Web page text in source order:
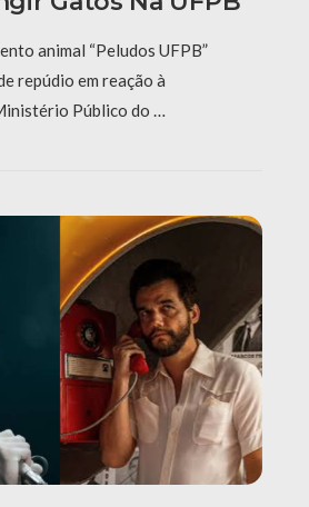
animal “Peludos UFPB”
repúdio em reação à
Público do …